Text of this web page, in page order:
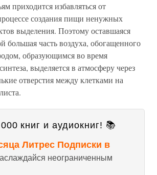
приходится избавляться от
создания пищи ненужных
выделения. Поэтому оставшаяся
большая часть воздуха, обогащенного
образующимся во время
выделяется в атмосферу через
отверстия между клетками на
книг и аудиокниг! 📚
Литрес Подписки в
неограниченным